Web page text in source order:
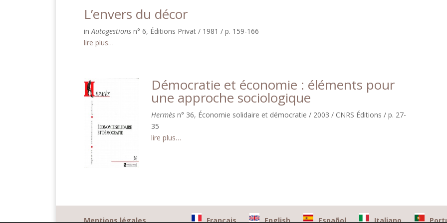
L’envers du décor
inAutogestions n° 6, Éditions Privat / 1981 / p. 159-166
lire plus…
Démocratie et économie : éléments pour
une approche sociologique
Hermès n° 36, Économie solidaire et démocratie / 2003 / CNRS Éditions / p. 27-
35
lire plus…
Mentions légales Francais English Español Italiano